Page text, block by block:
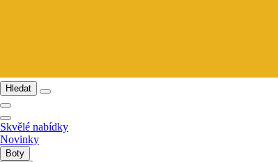
Hledat
Skvělé nabídky
Novinky
Boty